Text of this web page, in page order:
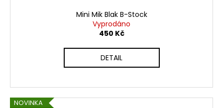
Mini Mik Blak B-Stock
Vyprodáno
450 Kč
DETAIL
NOVINKA